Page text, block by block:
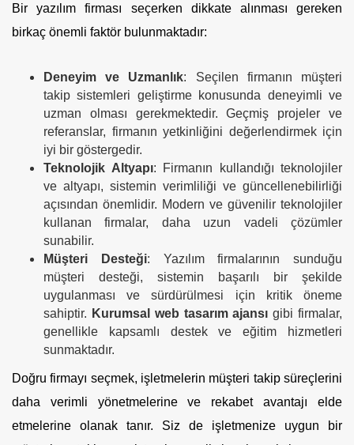
Bir yazılım firması seçerken dikkate alınması gereken
birkaç önemli faktör bulunmaktadır:
Deneyim ve Uzmanlık: Seçilen firmanın müşteri
takip sistemleri geliştirme konusunda deneyimli ve
uzman olması gerekmektedir. Geçmiş projeler ve
referanslar, firmanın yetkinliğini değerlendirmek için
iyi bir göstergedir.
Teknolojik Altyapı: Firmanın kullandığı teknolojiler
ve altyapı, sistemin verimliliği ve güncellenebilirliği
açısından önemlidir. Modern ve güvenilir teknolojiler
kullanan firmalar, daha uzun vadeli çözümler
sunabilir.
Müşteri Desteği: Yazılım firmalarının sunduğu
müşteri desteği, sistemin başarılı bir şekilde
uygulanması ve sürdürülmesi için kritik öneme
sahiptir. Kurumsal web tasarım ajansı gibi firmalar,
genellikle kapsamlı destek ve eğitim hizmetleri
sunmaktadır.
Doğru firmayı seçmek, işletmelerin müşteri takip süreçlerini
daha verimli yönetmelerine ve rekabet avantajı elde
etmelerine olanak tanır. Siz de işletmenize uygun bir